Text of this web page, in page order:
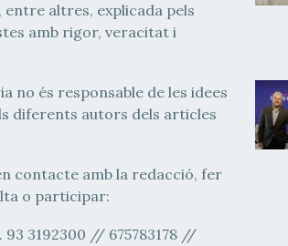
altres, explicada pels
amb rigor, veracitat i
no és responsable de les idees
diferents autors dels articles
contacte amb la redacció, fer
o participar:
93 3192300 // 675783178 //